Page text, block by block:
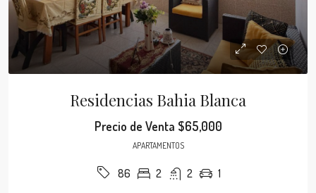
Residencias Bahia Blanca
Precio de Venta $65,000
APARTAMENTOS
86 2 2 1